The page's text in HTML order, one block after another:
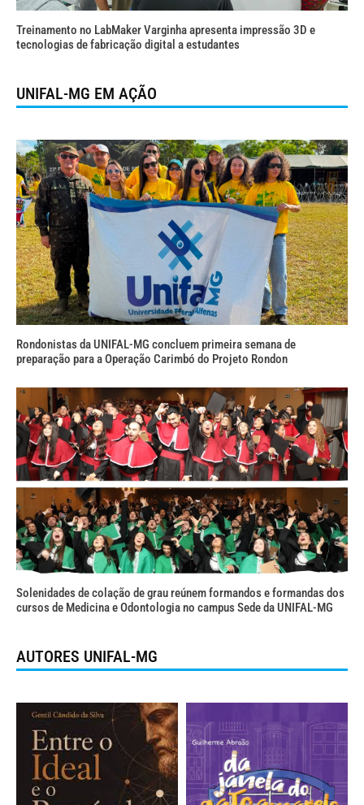
Treinamento no LabMaker Varginha apresenta impressão 3D e
tecnologias de fabricação digital a estudantes
UNIFAL-MG EM AÇÃO
Rondonistas da UNIFAL-MG concluem primeira semana de
preparação para a Operação Carimbó do Projeto Rondon
Solenidades de colação de grau reúnem formandos e formandas dos
cursos de Medicina e Odontologia no campus Sede da UNIFAL-MG
AUTORES UNIFAL-MG